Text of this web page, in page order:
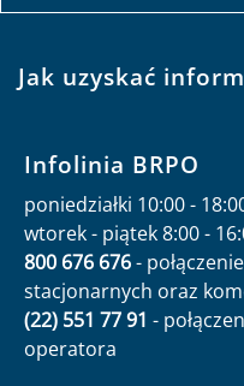
Jak uzyskać
Infolinia BRPO
poniedziałki 10:00 -
wtorek - piątek 8:00 -
800 676 676-
stacjonarnych oraz
(22) 551 77 91 -
operatora